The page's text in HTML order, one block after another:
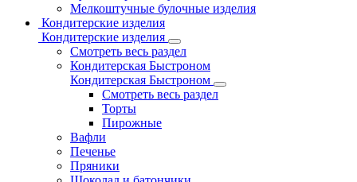
Мелкоштучные булочные изделия
Кондитерские изделия
Кондитерские изделия
Смотреть весь раздел
Кондитерская Быстроном
Кондитерская Быстроном
Смотреть весь раздел
Торты
Пирожные
Вафли
Печенье
Пряники